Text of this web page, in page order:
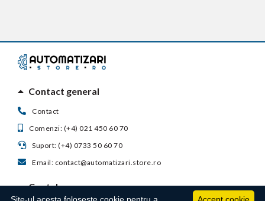
Contact general
Contact
Comenzi: (+4) 021 450 60 70
Suport: (+4) 0733 50 60 70
Email: contact@automatizari.store.ro
Contul meu